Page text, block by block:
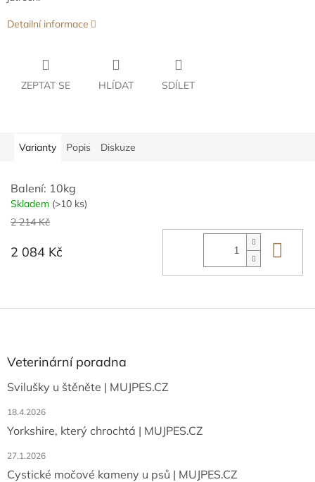
Detailní informace
ZEPTAT SE HLÍDAT SDÍLET
Varianty Popis Diskuze
Balení: 10kg
Skladem (>10 ks)
2 214 Kč
2 084 Kč
Z
aVeterinární poradna
Svilušky u štěněte | MUJPES.CZ
18.4.2026
Yorkshire, který chrochtá | MUJPES.CZ
27.1.2026
Cystické močové kameny u psů | MUJPES.CZ